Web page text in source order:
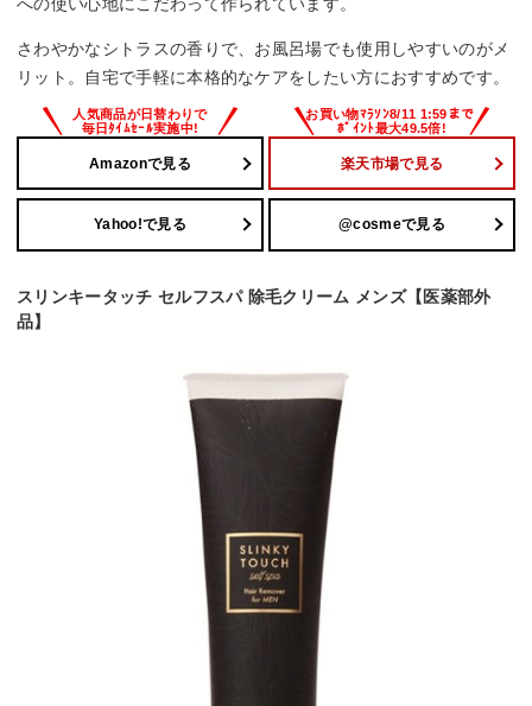
さわやかなシトラスの香りで、お風呂場でも使用しやすいのがメ
リット。自宅で手軽に本格的なケアをしたい方におすすめです。
Amazonで見る 楽天市場で見る
Yahoo!で見る @cosmeで見る
スリンキータッチ セルフスパ 除毛クリーム メンズ【医薬部外
品】